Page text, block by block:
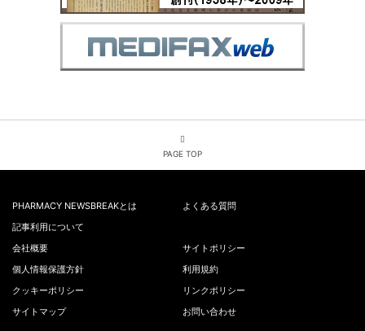
PAGE TOP
PHARMACY NEWSBREAKとは
よくある質問
記事利用について
会社概要
サイトポリシー
個人情報保護方針
利用規約
クッキーポリシー
リンクポリシー
サイトマップ
お問い合わせ